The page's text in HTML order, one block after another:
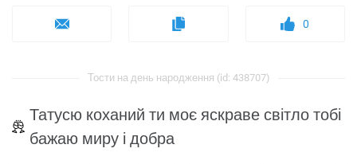
0
Тости на день народження (id: 438707)
Татусю коханий ти моє яскраве світло тобі
бажаю миру і добра